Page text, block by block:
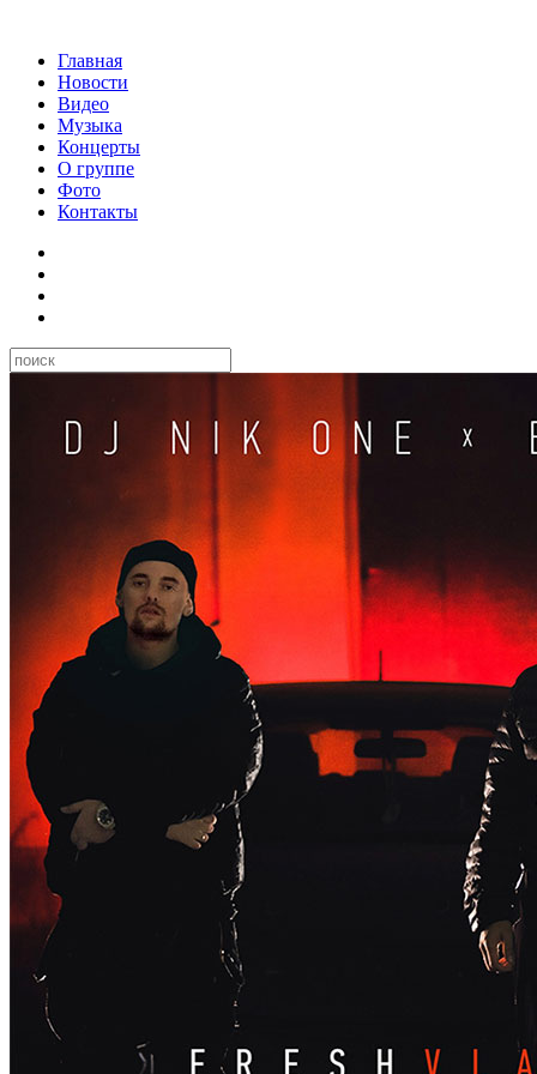
Главная
Новости
Видео
Музыка
Концерты
О группе
Фото
Контакты